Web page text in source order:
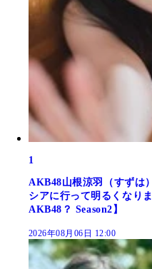
1
AKB48山根涼羽（すずは
シアに行って明るくなり
AKB48？ Season2】
2026年08月06日 12:00